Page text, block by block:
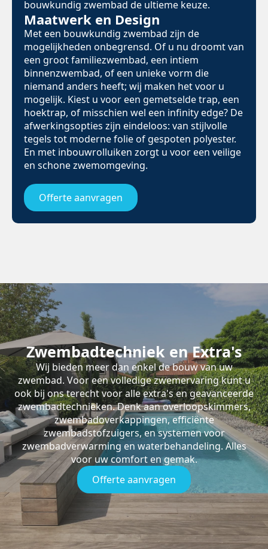
bouwkundig zwembad de ultieme keuze.
Maatwerk en Design
Met een bouwkundig zwembad zijn de
mogelijkheden onbegrensd. Of u nu droomt van
een groot familiezwembad, een intiem
binnenzwembad, of een unieke vorm die
niemand anders heeft; wij maken het voor u
mogelijk. Kiest u voor een gemetselde trap, een
hoektrap, of misschien wel een infinity edge? De
afwerkingsopties zijn eindeloos: van stijlvolle
tegels tot moderne folie of gespoten polyester.
En met inbouwrolluiken zorgt u voor een veilige
en schone zwemomgeving.
Offerte aanvragen
Zwembadtechniek en Extra's
Wij bieden meer dan enkel de bouw van uw
zwembad. Voor een volledige zwemervaring kunt u
ook bij ons terecht voor alle extra's en geavanceerde
zwembadtechnieken. Denk aan overloopskimmers,
zwembadoverkappingen, efficiënte
zwembadstofzuigers, en systemen voor
zwembadverwarming en waterbehandeling. Alles
voor uw comfort en gemak.
Offerte aanvragen